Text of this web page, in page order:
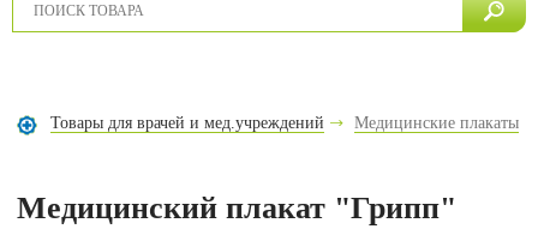
Товары для врачей и мед.учреждений Медицинские плакаты
Медицинский плакат "Грипп"